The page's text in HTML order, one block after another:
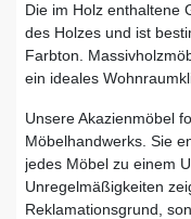
Die im Holz enthaltene
des Holzes und ist
Farbton.
ein ideales
Unsere Akazienmöbel
Möbelhandwerks. Sie
jedes Möbel zu einem
Unregelmäßigkeiten
Reklamationsgrund,